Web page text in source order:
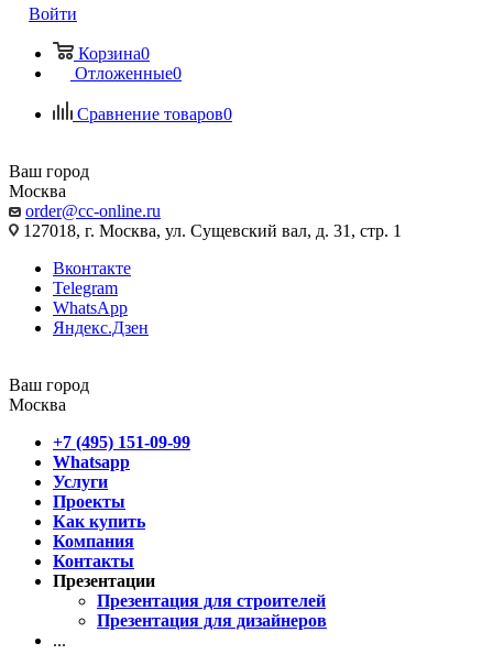
Войти
Корзина0
Отложенные0
Сравнение товаров0
Ваш город
Москва
order@cc-online.ru
127018, г. Москва, ул. Сущевский вал, д. 31, стр. 1
Вконтакте
Telegram
WhatsApp
Яндекс.Дзен
Ваш город
Москва
+7 (495) 151-09-99
Whatsapp
Услуги
Проекты
Как купить
Компания
Контакты
Презентации
Презентация для строителей
Презентация для дизайнеров
...